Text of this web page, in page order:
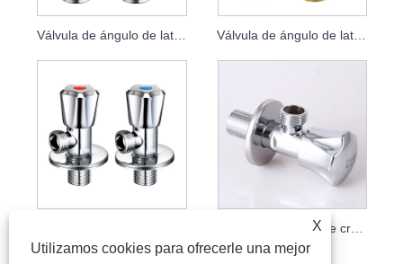
Válvula de ángulo de latón galvanizado Válvula de ángulo de latón dorado
X
Utilizamos cookies para ofrecerle una mejor